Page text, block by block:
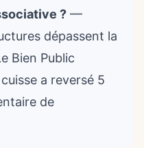
? —
dépassent la
Bien Public
a reversé 5
de